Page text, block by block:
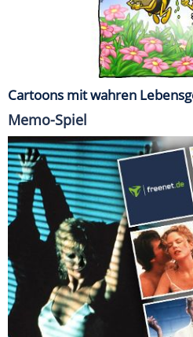
Cartoons mit wahren
Memo-Spiel